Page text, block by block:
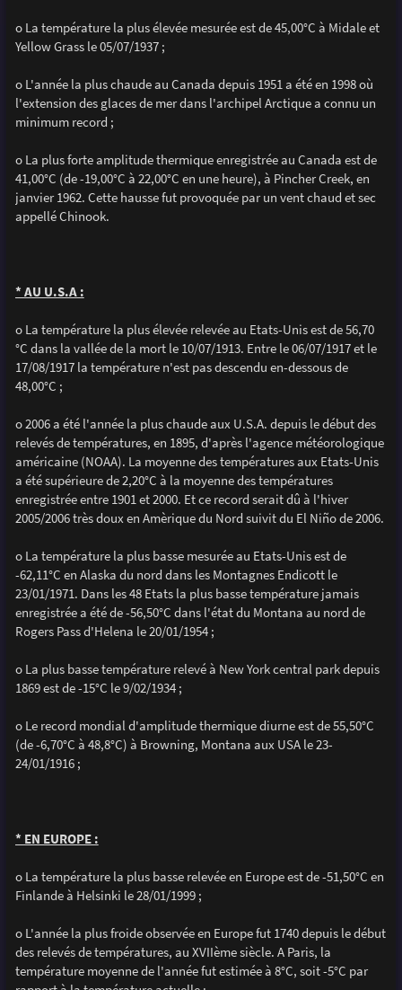
o La température la plus élevée mesurée est de 45,00°C à Midale et
Yellow Grass le 05/07/1937 ;
o L'année la plus chaude au Canada depuis 1951 a été en 1998 où
l'extension des glaces de mer dans l'archipel Arctique a connu un
minimum record ;
o La plus forte amplitude thermique enregistrée au Canada est de
41,00°C (de -19,00°C à 22,00°C en une heure), à Pincher Creek, en
janvier 1962. Cette hausse fut provoquée par un vent chaud et sec
appellé Chinook.
* AU U.S.A :
o La température la plus élevée relevée au Etats-Unis est de 56,70
°C dans la vallée de la mort le 10/07/1913. Entre le 06/07/1917 et le
17/08/1917 la température n'est pas descendu en-dessous de
48,00°C ;
o 2006 a été l'année la plus chaude aux U.S.A. depuis le début des
relevés de températures, en 1895, d'après l'agence météorologique
américaine (NOAA). La moyenne des températures aux Etats-Unis
a été supérieure de 2,20°C à la moyenne des températures
enregistrée entre 1901 et 2000. Et ce record serait dû à l'hiver
2005/2006 très doux en Amèrique du Nord suivit du El Niño de 2006.
o La température la plus basse mesurée au Etats-Unis est de
-62,11°C en Alaska du nord dans les Montagnes Endicott le
23/01/1971. Dans les 48 Etats la plus basse température jamais
enregistrée a été de -56,50°C dans l'état du Montana au nord de
Rogers Pass d'Helena le 20/01/1954 ;
o La plus basse température relevé à New York central park depuis
1869 est de -15°C le 9/02/1934 ;
o Le record mondial d'amplitude thermique diurne est de 55,50°C
(de -6,70°C à 48,8°C) à Browning, Montana aux USA le 23-
24/01/1916 ;
* EN EUROPE :
o La température la plus basse relevée en Europe est de -51,50°C en
Finlande à Helsinki le 28/01/1999 ;
o L'année la plus froide observée en Europe fut 1740 depuis le début
des relevés de températures, au XVIIème siècle. A Paris, la
température moyenne de l'année fut estimée à 8°C, soit -5°C par